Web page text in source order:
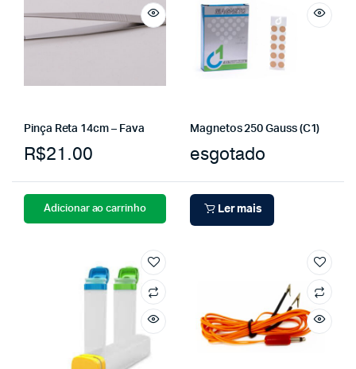
Pinça Reta 14cm – Fava
R$21.00
Adicionar ao carrinho
Magnetos 250 Gauss (C1)
esgotado
Ler mais